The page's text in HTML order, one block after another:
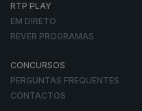
RTP PLAY
EM DIRETO
REVER PROGRAMAS
CONCURSOS
PERGUNTAS FREQUENTES
CONTACTOS